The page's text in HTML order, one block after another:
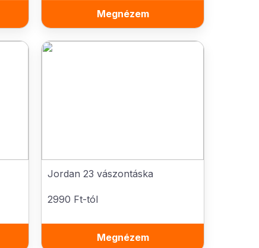
Megnézem
Jordan 23 vászontáska
2990 Ft-tól
Megnézem